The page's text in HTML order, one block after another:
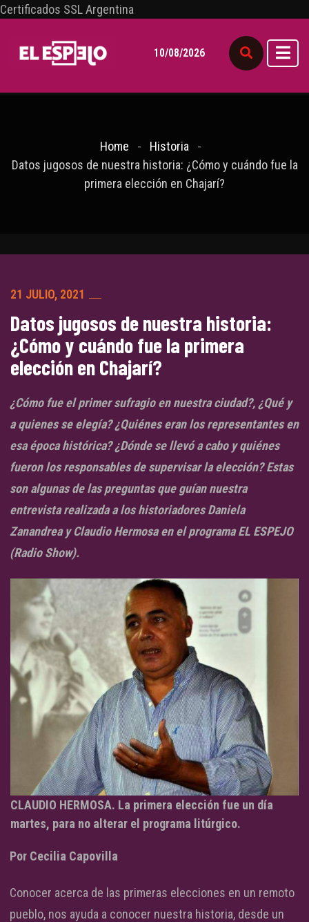
Certificados SSL Argentina
10/08/2026
Home
Historia
Datos jugosos de nuestra historia: ¿Cómo y cuándo fue la
primera elección en Chajarí?
21 JULIO, 2021
Datos jugosos de nuestra historia:
¿Cómo y cuándo fue la primera
elección en Chajarí?
¿Cómo fue el primer sufragio en nuestra ciudad?, ¿Qué y
a quienes se elegía? ¿Quiénes eran los representantes en
esa época histórica? ¿Dónde se llevó a cabo y quiénes
fueron los responsables de supervisar la elección? Estas
son algunas de las preguntas que guían nuestra
entrevista realizada a los historiadores Daniela
Zanandrea y Claudio Hermosa en el programa EL ESPEJO
(Radio Show).
CLAUDIO HERMOSA. La primera elección fue un día
martes, para no alterar el programa litúrgico.
Por Cecilia Capovilla
Conocer acerca de las primeras elecciones en un remoto
pueblo, nos ayuda a conocer nuestra historia, desde un